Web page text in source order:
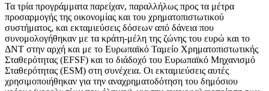
Τα τρία προγράμματα παρείχαν, παραλλήλως προς τα μέτρα
προσαρμογής της οικονομίας και του χρηματοπιστωτικού
συστήματος, και εκταμιεύσεις δόσεων από δάνεια που
συνομολογήθηκαν με τα κράτη-μέλη της ζώνης του ευρώ και το
ΔΝΤ στην αρχή και με το Ευρωπαϊκό Ταμείο Χρηματοπιστωτικής
Σταθερότητας (EFSF) και το διάδοχό του Ευρωπαϊκό Μηχανισμό
Σταθερότητας (ESM) στη συνέχεια. Οι εκταμιεύσεις αυτές
χρησιμοποιήθηκαν για την αναχρηματοδότηση του δημόσιου